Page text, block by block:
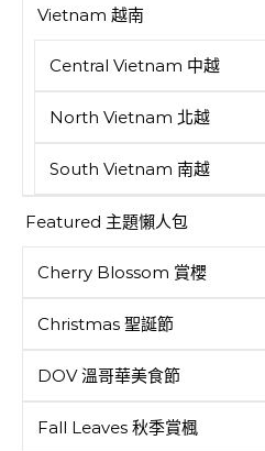
Vietnam 越南
Central Vietnam 中越
North Vietnam 北越
South Vietnam 南越
Featured 主題懶人包
Cherry Blossom 賞櫻
Christmas 聖誕節
DOV 溫哥華美食節
Fall Leaves 秋季賞楓